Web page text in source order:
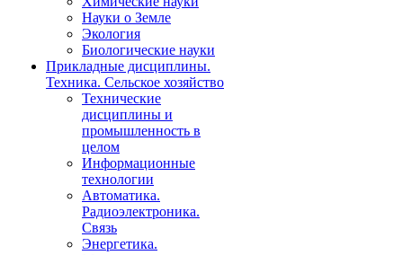
Науки о Земле
Экология
Биологические науки
Прикладные дисциплины.
Техника. Сельское хозяйство
Технические
дисциплины и
промышленность в
целом
Информационные
технологии
Автоматика.
Радиоэлектроника.
Связь
Энергетика.